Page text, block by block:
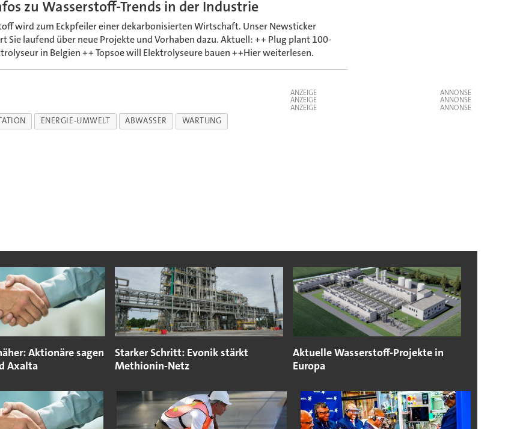
zu Wasserstoff-Trends in der Industrie
wird zum Eckpfeiler einer dekarbonisierten Wirtschaft. Unser Newsticker
Sie laufend über neue Projekte und Vorhaben dazu. Aktuell: ++ Plug plant 100-
in Belgien ++ Topsoe will Elektrolyseure bauen ++Hier weiterlesen.
ANZEIGE
ANZEIGE
ANZEIGE
ENERGIE-UMWELT ABWASSER WARTUNG
Aktionäre sagen
Axalta
Starker Schritt: Evonik stärkt
Methionin-Netz
Aktuelle Wasserstoff-Projekte in
Europa